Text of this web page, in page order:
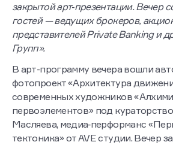
закрытой арт‑презентации. Вечер
гостей — ведущих брокеров,
представителей Private Banking и
Групп».
В арт-программу вечера вошли
фотопроект «Архитектура
современных художников
первоэлементов» под
Масляева, медиа‑перформанс
тектоника» от AVE студии. Вечер